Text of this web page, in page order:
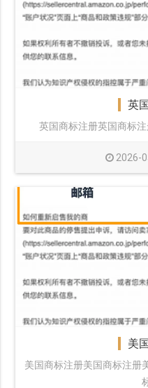
英
英国商标注册英国商标
2026-
美
美国商标注册美国商标注册